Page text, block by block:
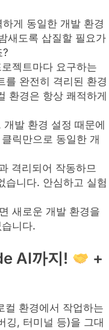
게 동일한 개발 환경
새도록 삽질할 필요가
?
젝트마다 요구하는
를 완전히 격리된 환경
환경은 항상 쾌적하게
발 환경 설정 때문에
릭만으로 동일한 개
격리되어 작동하므
습니다. 안심하고 실험
새로운 개발 환경을
니다.
AI까지! +
컬 환경에서 작업하는
깅, 터미널 등)을 그대